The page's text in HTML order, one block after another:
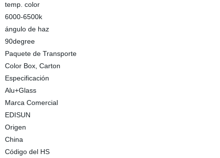
temp. color
6000-6500k
ángulo de haz
90degree
Paquete de Transporte
Color Box, Carton
Especificación
Alu+Glass
Marca Comercial
EDISUN
Origen
China
Código del HS